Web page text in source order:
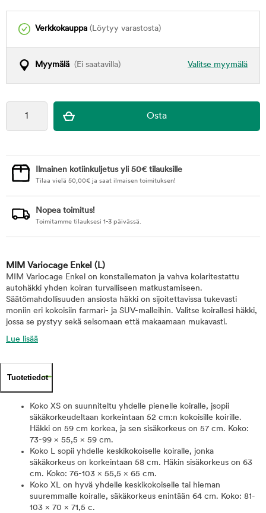
Verkkokauppa (Löytyy varastosta)
Valitse myymälä
Myymälä (Ei saatavilla)
Ilmainen kotiinkuljetus yli 50€ tilauksille
Tilaa vielä 50,00€ ja saat ilmaisen toimituksen!
Nopea toimitus!
Toimitamme tilauksesi 1-3 päivässä.
MIM Variocage Enkel (L)
MIM Variocage Enkel on konstailematon ja vahva kolaritestattu
autohäkki yhden koiran turvalliseen matkustamiseen.
Säätömahdollisuuden ansiosta häkki on sijoitettavissa tukevasti
moniin eri kokoisiin farmari- ja SUV-malleihin. Valitse koirallesi häkki,
jossa se pystyy sekä seisomaan että makaamaan mukavasti.
Lue lisää
Tuotetiedot
Koko XS on suunniteltu yhdelle pienelle koiralle, jsopii
säkäkorkeudeltaan korkeintaan 52 cm:n kokoisille koirille.
Häkki on 59 cm korkea, ja sen sisäkorkeus on 57 cm. Koko:
73-99 × 55,5 × 59 cm.
Koko L sopii yhdelle keskikokoiselle koiralle, jonka
säkäkorkeus on korkeintaan 58 cm. Häkin sisäkorkeus on 63
cm. Koko: 76-103 × 55,5 × 65 cm.
Koko XL on hyvä yhdelle keskikokoiselle tai hieman
suuremmalle koiralle, säkäkorkeus enintään 64 cm. Koko: 81-
103 × 70 × 71,5 c.